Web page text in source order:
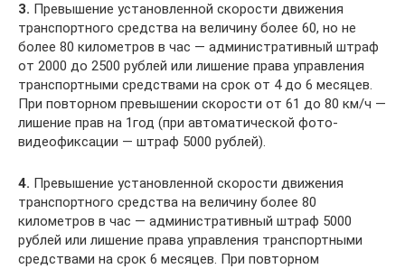
3. Превышение установленной скорости движения
транспортного средства на величину более 60, но не
более 80 километров в час — административный штраф
от 2000 до 2500 рублей или лишение права управления
транспортными средствами на срок от 4 до 6 месяцев.
При повторном превышении скорости от 61 до 80 км/ч —
лишение прав на 1год (при автоматической фото-
видеофиксации — штраф 5000 рублей).
4. Превышение установленной скорости движения
транспортного средства на величину более 80
километров в час — административный штраф 5000
рублей или лишение права управления транспортными
средствами на срок 6 месяцев. При повторном